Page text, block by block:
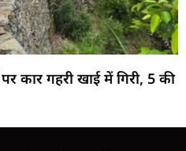
पर कार गहरी खाई में गिरी, 5 की